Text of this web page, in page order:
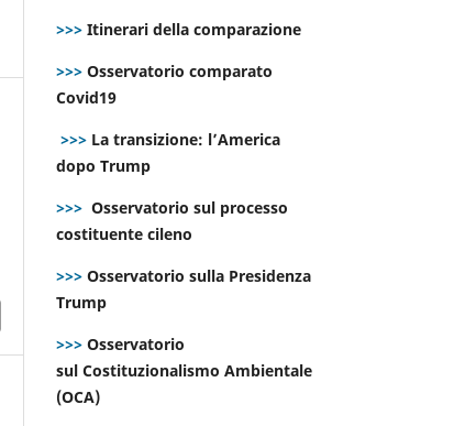
>>> Itinerari della comparazione
>>> Osservatorio comparato
Covid19
>>> La transizione: l’America
dopo Trump
>>> Osservatorio sul processo
costituente cileno
>>> Osservatorio sulla Presidenza
Trump
>>> Osservatorio
sul Costituzionalismo Ambientale
(OCA)